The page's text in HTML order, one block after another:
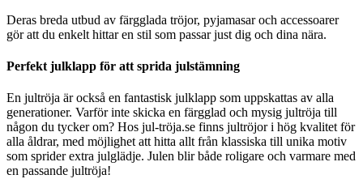
Deras breda utbud av färgglada tröjor, pyjamasar och accessoarer
gör att du enkelt hittar en stil som passar just dig och dina nära.
Perfekt julklapp för att sprida julstämning
En jultröja är också en fantastisk julklapp som uppskattas av alla
generationer. Varför inte skicka en färgglad och mysig jultröja till
någon du tycker om? Hos jul-tröja.se finns jultröjor i hög kvalitet för
alla åldrar, med möjlighet att hitta allt från klassiska till unika motiv
som sprider extra julglädje. Julen blir både roligare och varmare med
en passande jultröja!